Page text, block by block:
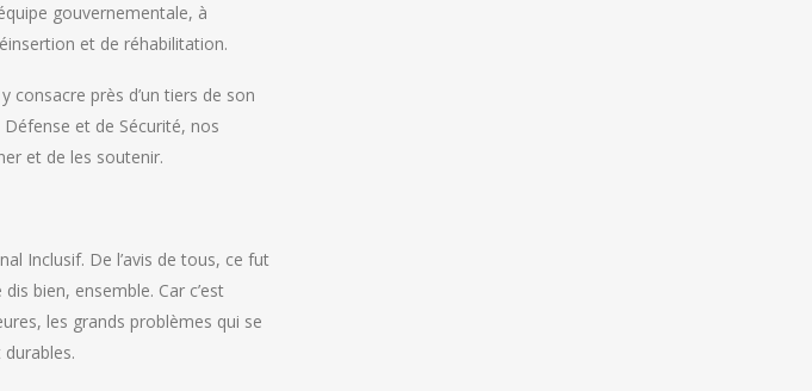
gouvernementale, à
et de réhabilitation.
consacre près d’un tiers de son
et de Sécurité, nos
et de les soutenir.
Inclusif. De l’avis de tous, ce fut
bien, ensemble. Car c’est
les grands problèmes qui se